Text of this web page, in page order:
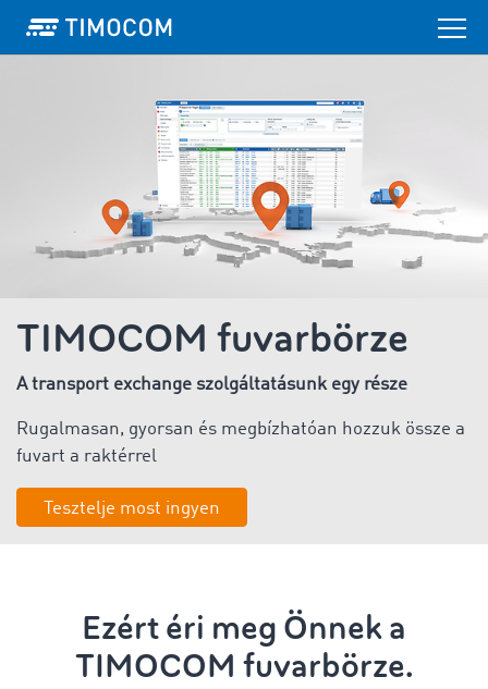
TIMOCOM fuvarbörze
A transport exchange szolgáltatásunk egy része
Rugalmasan, gyorsan és megbízhatóan hozzuk össze a
fuvart a raktérrel
Tesztelje most ingyen
Ezért éri meg Önnek a
TIMOCOM fuvarbörze.